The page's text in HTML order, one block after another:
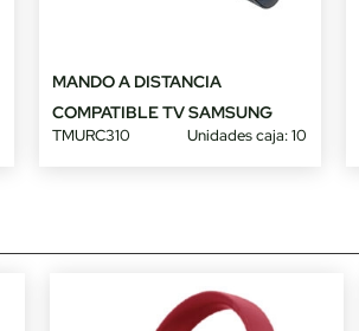
MANDO A DISTANCIA
COMPATIBLE TV SAMSUNG
TMURC310 Unidades caja: 10